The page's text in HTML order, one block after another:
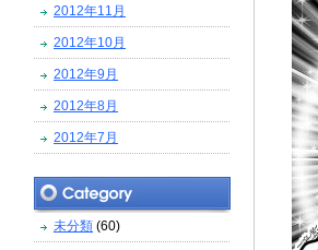
2012年11月
2012年10月
2012年9月
2012年8月
2012年7月
未分類 (60)